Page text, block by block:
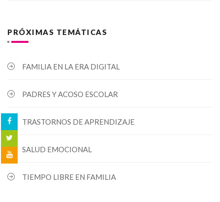
PRÓXIMAS TEMÁTICAS
FAMILIA EN LA ERA DIGITAL
PADRES Y ACOSO ESCOLAR
TRASTORNOS DE APRENDIZAJE
SALUD EMOCIONAL
TIEMPO LIBRE EN FAMILIA